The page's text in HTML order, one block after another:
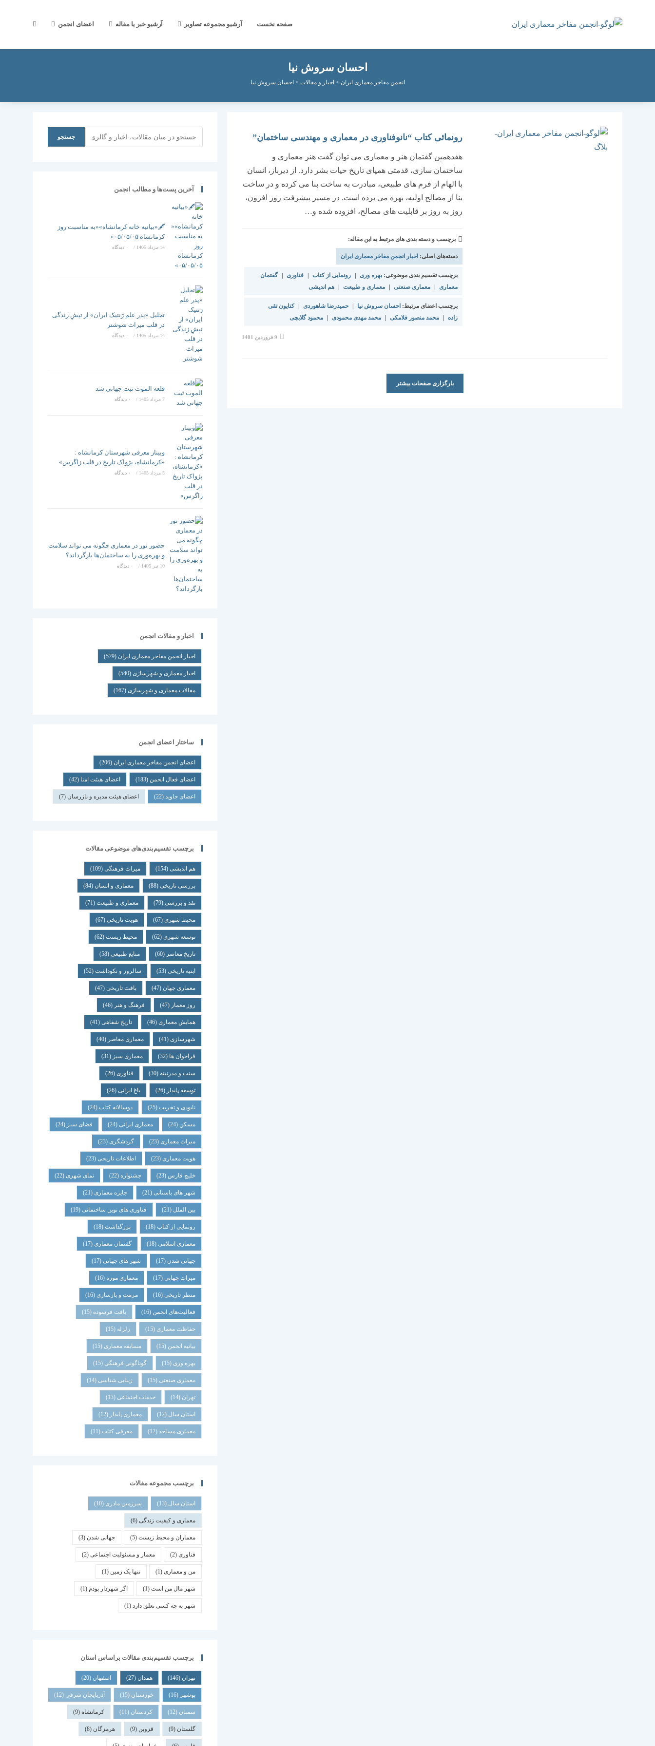
صفحه نخست آرشیو مجموعه تصاویر آرشیو خبر یا مقاله اعضای انجمن جستجوی
احسان سروش نیا
انجمن مفاخر معماری ایران > اخبار و مقالات > احسان سروش نیا
رونمائی کتاب “نانوفناوری در معماری و مهندسی ساختمان”
هفدهمین گفتمان هنر و معماری می توان گفت هنر معماری و
ساختمان سازی، قدمتی همپای تاریخ حیات بشر دارد. از دیرباز، انسان
با الهام از فرم های طبیعی، مبادرت به ساخت بنا می کرده و در ساخت
بنا از مصالح اولیه، بهره می برده است. در مسیر پیشرفت روز افزون،
روز به روز بر قابلیت های مصالح، افزوده شده و…
برچسب و دسته بندی های مرتبط به این مقاله:
دسته‌های اصلی: اخبار انجمن مفاخر معماری ایران
برچسب تقسیم بندی موضوعی: بهره وری رونمایی از کتاب فناوری
گفتمان
معماری
معماری صنعتی معماری و طبیعت هم اندیشی
برچسب اعضای مرتبط: احسان سروش نیا حمیدرضا شاهوردی
کتایون تقی
زاده
محمد منصور فلامکی محمد مهدی محمودی محمود گلابچی
نوشته
منتشر
9 فروردین 1401
بارگزاری صفحات بیشتر
جستجو
آخرین پست‌ها و مطالب انجمن
🖋️«بیانیه خانه کرمانشاه»«به مناسبت روز
کرمانشاه ۰۵/۰۵/۰۵»
14 مرداد 1405 / ۰ دیدگاه
تجلیل «پدر علم ژنتیک ایران» از تپشِ زندگی
در قلب میراث شوشتر
14 مرداد 1405 / ۰ دیدگاه
قلعه الموت ثبت جهانی شد
7 مرداد 1405 / ۰ دیدگاه
وبینار معرفی شهرستان کرمانشاه :
«کرمانشاه، پژواک تاریخ در قلب زاگرس»
5 مرداد 1405 / ۰ دیدگاه
حضور نور در معماری چگونه می تواند سلامت
و بهره‌وری را به ساختمان‌ها بازگرداند؟
10 تیر 1405 / ۰ دیدگاه
اخبار و مقالات انجمن
اخبار انجمن مفاخر معماری ایران (579)
اخبار معماری و شهرسازی(540)
مقالات معماری و شهرسازی(167)
ساختار اعضای انجمن
اعضای انجمن مفاخر معماری ایران (206)
اعضای فعال انجمن (183) اعضای هیئت امنا (42)
اعضای جاوید(22) اعضای هیئت مدیره و بازرسان (7)
برچسب تقسیم‌بندی‌های موضوعی مقالات
هم اندیشی(154) میراث فرهنگی(109)
بررسی تاریخی(88) معماری و انسان (84)
نقد و بررسی(79) معماری و طبیعت(71)
محیط شهری(67) هویت تاریخی(67)
توسعه شهری(62) محیط زیست(62)
تاریخ معاصر (60) منابع طبیعی(58)
ابنیه تاریخی(53) سالروز و نکوداشت(52)
معماری جهان (47) بافت تاریخی(47)
روز معمار (47) فرهنگ و هنر (46)
همایش معماری(46) تاریخ شفاهی(41)
شهرسازی(41) معماری معاصر (40)
فراخوان ها (32) معماری سبز (31)
سنت و مدرنیته (30) فناوری(26)
توسعه پایدار (26) باغ ایرانی(26)
نابودی و تخریب(25) دوسالانه کتاب(24)
مسکن (24) معماری ایرانی(24) فضای سبز (24)
میراث معماری(23) گردشگری(23)
هویت معماری(23) اطلاعات تاریخی(23)
خلیج فارس (23) جشنواره (22) نمای شهری(22)
شهر های باستانی(21) جایزه معماری(21)
بین الملل (21) فناوری های نوین ساختمانی(19)
رونمایی از کتاب(18) بزرگداشت(18)
معماری اسلامی(18) گفتمان معماری(17)
جهانی شدن (17) شهر های جهانی(17)
میراث جهانی(17) معماری موزه (16)
منظر تاریخی(16) مرمت و بازسازی(16)
فعالیت‌های انجمن (16) بافت فرسوده (15)
حفاظت معماری (15) زلزله (15)
بیانیه انجمن (15) مسابقه معماری (15)
بهره وری (15) گوناگونی فرهنگی (15)
معماری صنعتی (15) زیبایی شناسی (14)
تهران (14) خدمات اجتماعی (13)
استان سال (12) معماری پایدار (12)
معماری مساجد(12) معرفی کتاب (11)
برچسب مجموعه مقالات
استان سال (13) سرزمین مادری (10)
معماری و کیفیت زندگی(6)
معماران و محیط زیست(5) جهانی شدن (3)
فناوری(2) معمار و مسئولیت اجتماعی(2)
من و معماری(1) تنها یک زمین (1)
شهر مال من است(1) اگر شهردار بودم (1)
شهر به چه کسی تعلق دارد(1)
برچسب تقسیم‌بندی مقالات براساس استان
تهران (146) همدان (27) اصفهان (20)
بوشهر (16) خوزستان (15) آذربایجان شرقی (12)
سمنان (12) کردستان (11) کرمانشاه(9)
گلستان (9) قزوین (9) هرمزگان (8)